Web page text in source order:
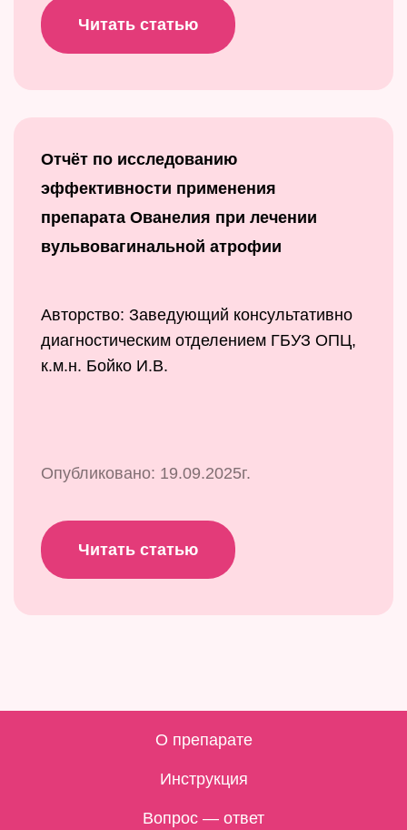
Читать статью
Отчёт по исследованию
эффективности применения
препарата Ованелия при лечении
вульвовагинальной атрофии
Авторство: Заведующий консультативно
диагностическим отделением ГБУЗ ОПЦ,
к.м.н. Бойко И.В.
Опубликовано: 19.09.2025г.
Читать статью
О препарате
Инструкция
Вопрос — ответ